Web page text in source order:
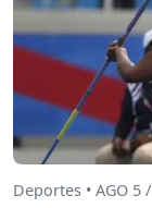
Deportes • AGO 5